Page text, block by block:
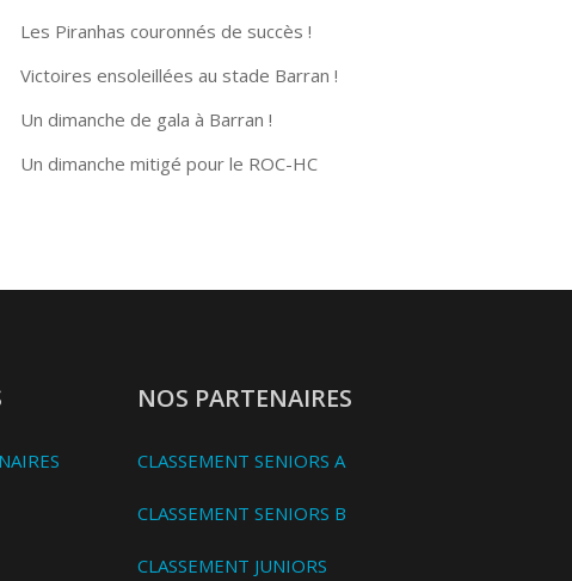
Les Piranhas couronnés de succès !
Victoires ensoleillées au stade Barran !
Un dimanche de gala à Barran !
Un dimanche mitigé pour le ROC-HC
NOS PARTENAIRES
CLASSEMENT SENIORS A
CLASSEMENT SENIORS B
CLASSEMENT JUNIORS